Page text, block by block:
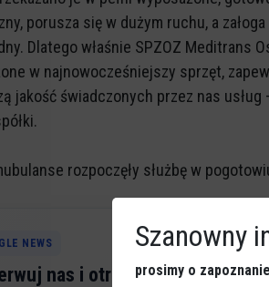
porusza się w dużym ruchu, a
Dlatego właśnie SPZOZ Meditrans
w najnowocześniejszy sprzęt,
jakość świadczonych przez nas
rozpoczęły służbę w
NEWS
nas i otrzymuj nowe
Szanowny
prosimy o